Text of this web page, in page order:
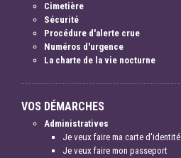
Cimetière
Sécurité
Procédure d'alerte crue
Numéros d'urgence
La charte de la vie nocturne
VOS DÉMARCHES
Administratives
Je veux faire ma carte d'identité
Je veux faire mon passeport